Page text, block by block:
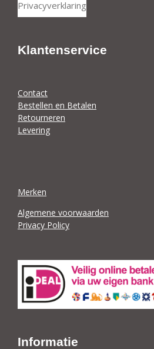
e
n
Privacyverklaring
Klantenservice
Contact
Bestellen en Betalen
Retourneren
Levering
Merken
Algemene voorwaarden
Privacy Policy
Informatie